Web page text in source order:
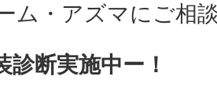
ム・アズマにご相
診断実施中ー！